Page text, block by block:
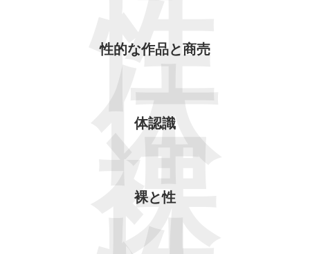
性的な作品と商売
性
体認識
体
裸と性
裸